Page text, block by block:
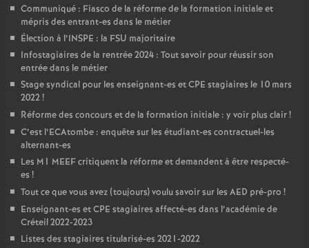
Communiqué : Fiasco de la réforme de la formation initiale et
mépris des entrant-es dans le métier
Élection à l’INSPE : la FSU majoritaire
Infostagiaires de la rentrée 2024 : Tout savoir pour réussir son
entrée dans le métier
Stage syndical pour les enseignant-es etCPE stagiaires le 10 mars
2022!
Réforme des concours et de la formation initiale : y voir plus clair!
C’est l’ECAtombe : enquête sur les étudiant-es contractuel-les
alternant-es
Les M1 MEEFcritiquent la réforme et demandent à être respecté-
es !
Tout ce que vous avez (toujours) voulu savoir sur les AED pré-pro !
Enseignant-es etCPE stagiaires affecté-es dans l’académie de
Créteil 2022-2023
Listes des stagiaires titularisé-es 2021-2022